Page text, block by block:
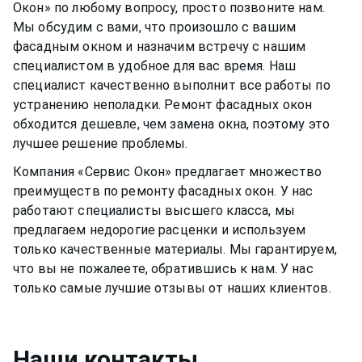
Окон» по любому вопросу, просто позвоните нам.
Мы обсудим с вами, что произошло с вашим
фасадным окном и назначим встречу с нашим
специалистом в удобное для вас время. Наш
специалист качественно выполнит все работы по
устранению неполадки. Ремонтфасадных окон
обходится дешевле, чем замена окна, поэтому это
лучшее решение проблемы.
Компания «Сервис Окон» предлагает множество
преимуществ по ремонту фасадных окон. У нас
работают специалисты высшего класса, мы
предлагаем недорогие расценки и используем
только качественные материалы. Мы гарантируем,
что вы не пожалеете, обратившись к нам. У нас
только самые лучшие отзывы от наших клиентов.